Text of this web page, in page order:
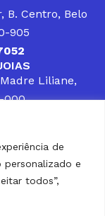
de
personalizado e
todos”,
B. Centro, Belo
905
Liliane,
000
9 8309-8660
E SERVIÇOS
À
SENDO
NA
POR
DO